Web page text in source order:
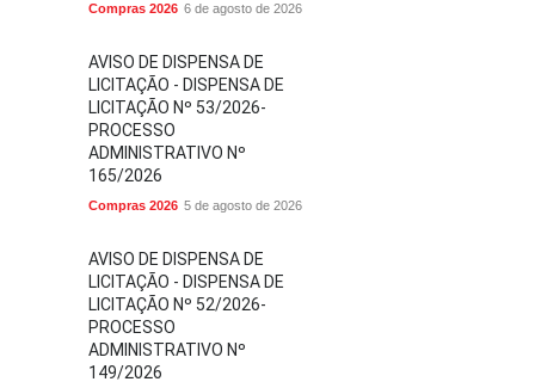
Compras 2026 6 de agosto de 2026
AVISO DE DISPENSA DE
LICITAÇÃO - DISPENSA DE
LICITAÇÃO Nº 53/2026-
PROCESSO
ADMINISTRATIVO Nº
165/2026
Compras 2026 5 de agosto de 2026
AVISO DE DISPENSA DE
LICITAÇÃO - DISPENSA DE
LICITAÇÃO Nº 52/2026-
PROCESSO
ADMINISTRATIVO Nº
149/2026